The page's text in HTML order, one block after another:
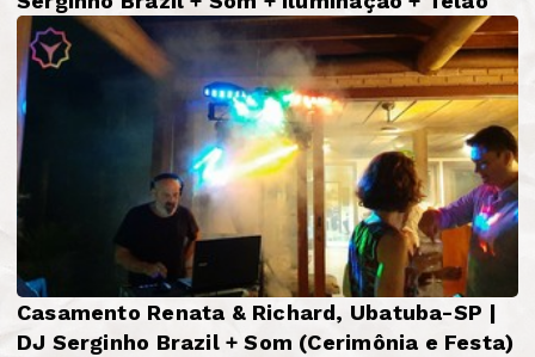
Casamento Renata & Richard, Ubatuba-SP |
DJ Serginho Brazil + Som (Cerimônia e Festa)